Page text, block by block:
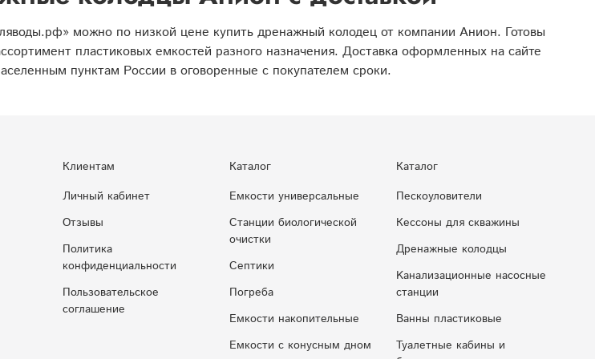
можно по низкой цене купить дренажный колодец от компании Анион. Готовы
пластиковых емкостей разного назначения. Доставка оформленных на сайте
пунктам России в оговоренные с покупателем сроки.
Клиентам
Личный кабинет
Отзывы
Политика
конфиденциальности
Пользовательское
соглашение
Каталог
Емкости универсальные
Станции биологической
очистки
Септики
Погреба
Емкости накопительные
Eмкocти c кoнуcным днoм
Каталог
Пескоуловители
Кессоны для скважины
Дренажные колодцы
Kaнaлизaциoнныe нacocныe
cтaнции
Ванны пластиковые
Туалетные кабины и